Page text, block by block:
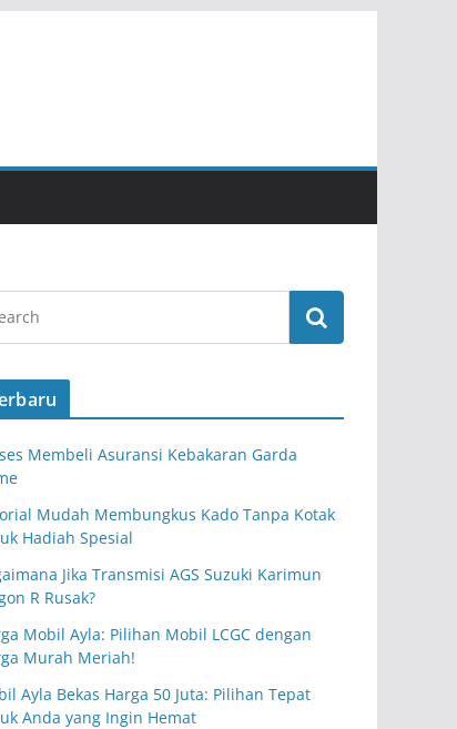
Membeli Asuransi Kebakaran Garda
Mudah Membungkus Kado Tanpa Kotak
Hadiah Spesial
Jika Transmisi AGS Suzuki Karimun
R Rusak?
Mobil Ayla: Pilihan Mobil LCGC dengan
Murah Meriah!
Ayla Bekas Harga 50 Juta: Pilihan Tepat
Anda yang Ingin Hemat